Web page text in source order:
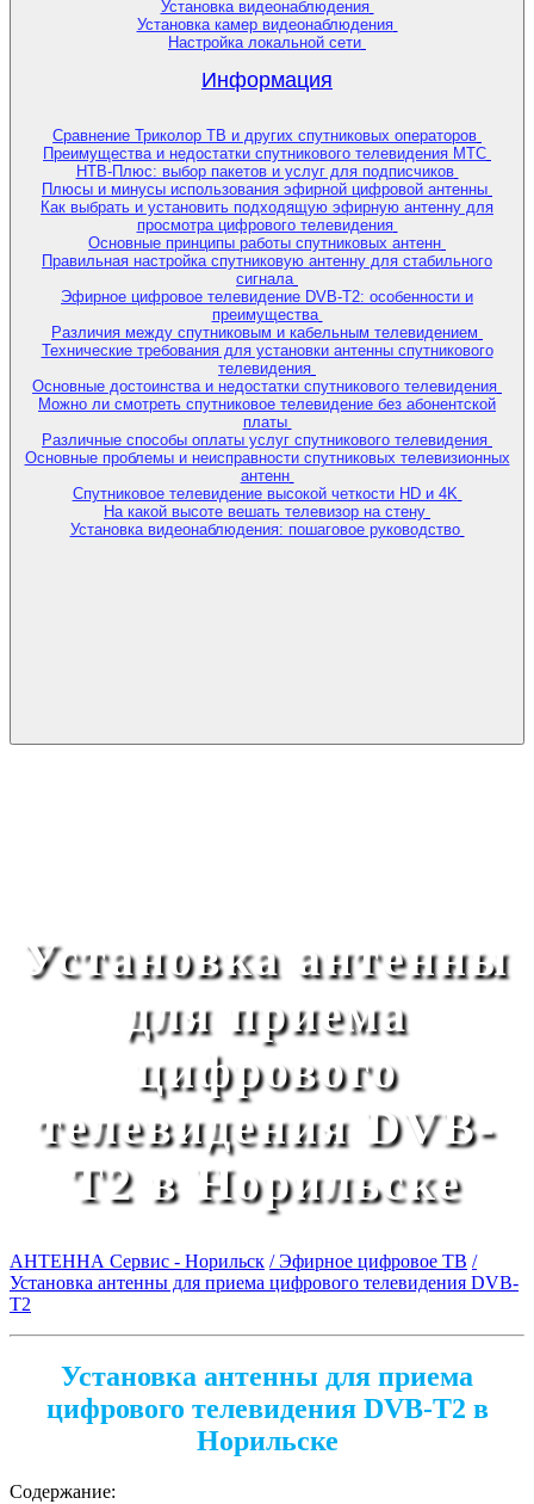
Установка видеонаблюдения
Установка камер видеонаблюдения
Настройка локальной сети
Информация
Сравнение Триколор ТВ и других спутниковых операторов
Преимущества и недостатки спутникового телевидения МТС
НТВ-Плюс: выбор пакетов и услуг для подписчиков
Плюсы и минусы использования эфирной цифровой антенны
Как выбрать и установить подходящую эфирную антенну для
просмотра цифрового телевидения
Основные принципы работы спутниковых антенн
Правильная настройка спутниковую антенну для стабильного
сигнала
Эфирное цифровое телевидение DVB-T2: особенности и
преимущества
Различия между спутниковым и кабельным телевидением
Технические требования для установки антенны спутникового
телевидения
Основные достоинства и недостатки спутникового телевидения
Можно ли смотреть спутниковое телевидение без абонентской
платы
Различные способы оплаты услуг спутникового телевидения
Основные проблемы и неисправности спутниковых телевизионных
антенн
Спутниковое телевидение высокой четкости HD и 4K
На какой высоте вешать телевизор на стену
Установка видеонаблюдения: пошаговое руководство
Установка антенны
для приема
цифрового
телевидения DVB-
T2 в Норильске
АНТЕННА Сервис - Норильск / Эфирное цифровое ТВ /
Установка антенны для приема цифрового телевидения DVB-
T2
Установка антенны для приема
цифрового телевидения DVB-T2 в
Норильске
Содержание: